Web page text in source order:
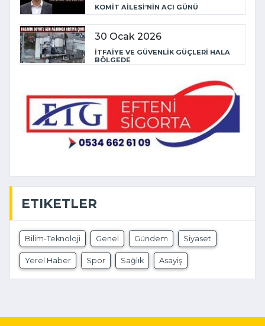
KOMİT AİLESİ’NİN ACI GÜNÜ
30 Ocak 2026
İTFAİYE VE GÜVENLİK GÜÇLERİ HALA
BÖLGEDE
ETIKETLER
Bilim-Teknoloji Genel Gündem Siyaset
Yerel Haber Spor Sağlık Asayiş